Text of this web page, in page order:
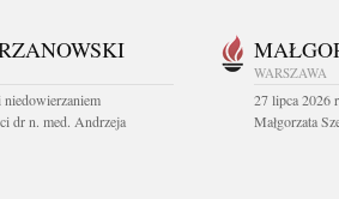
niedowierzaniem
dr n. med. Andrzeja
WARSZAWA
27 lipca 2026
Małgorzata